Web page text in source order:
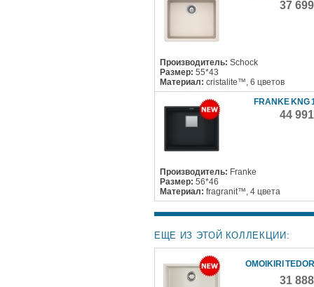
37
Производитель: Schock
Размер: 55*43
Материал: cristalite™, 6 цветов
FRANKE KNG
44
Производитель: Franke
Размер: 56*46
Материал: fragranit™, 4 цвета
ЕЩЕ ИЗ ЭТОЙ КОЛЛЕКЦИИ:
OMOIKIRI
31